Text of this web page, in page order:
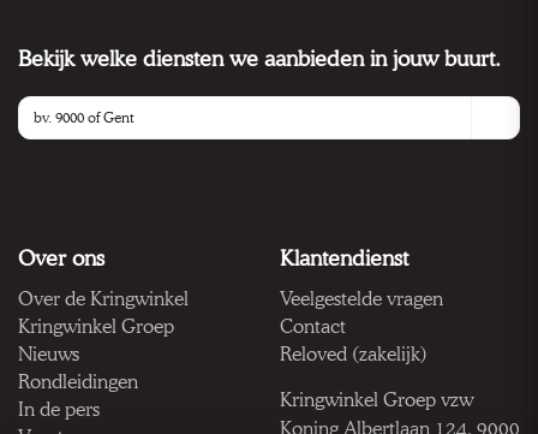
Bekijk welke diensten we aanbieden in jouw buurt.
Over ons
Over de Kringwinkel
Kringwinkel Groep
Nieuws
Rondleidingen
In de pers
Klantendienst
Veelgestelde vragen
Contact
Reloved (zakelijk)
Kringwinkel Groep vzw
Koning Albertlaan 124, 9000